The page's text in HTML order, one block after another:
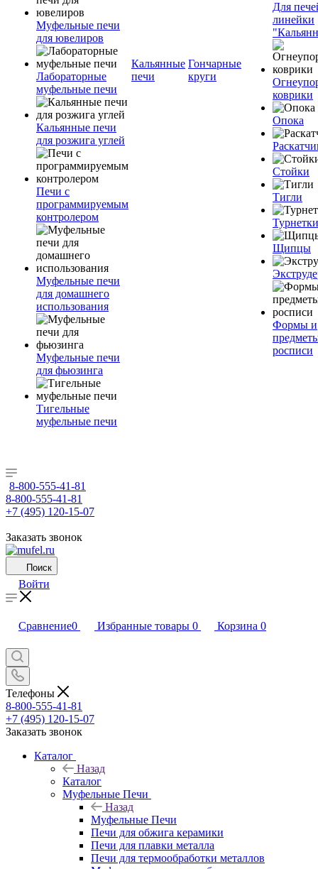
Муфельные печи
для ювелиров
Лабораторные
муфельные печи
Кальянные печи
для розжига углей
Печи с
программируемым
контролером
Муфельные печи
для домашнего
использования
Муфельные печи
для фьюзинга
Тигельные
муфельные печи
Кальянные
печи
Гончарные
круги
Для
линейки
коврики
Опока
Стойки
Тигли
Турнетки
Щипцы
Формы и
росписи
8-800-555-41-81
8-800-555-41-81
+7 (495) 120-15-07
Заказать звонок
Поиск
Войти
Сравнение0 Избранные товары 0 Корзина 0
Телефоны
8-800-555-41-81
+7 (495) 120-15-07
Заказать звонок
Каталог
Назад
Каталог
Муфельные Печи
Назад
Муфельные Печи
Печи для обжига керамики
Печи для плавки металла
Печи для термообработки металлов